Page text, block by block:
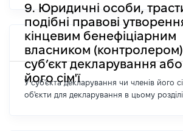
9. Юридичні особи,
подібні правові
кінцевим бенефіціарним
власником
суб’єкт декларування
його сім'ї
У суб'єкта декларування чи членів його
об'єкти для декларування в цьому